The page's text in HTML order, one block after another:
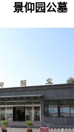
景仰园公墓